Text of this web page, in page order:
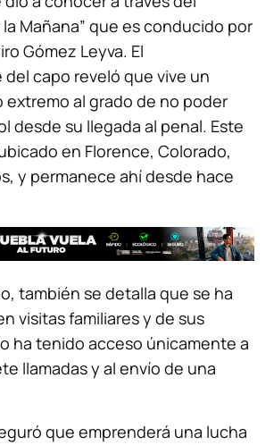
la Mañana” que es conducido por
Gómez Leyva. El
capo reveló que vive un
al grado de no poder
desde su llegada al penal. Este
en Florence, Colorado,
y permanece ahí desde hace
también se detalla que se ha
visitas familiares y de sus
ha tenido acceso únicamente a
llamadas y al envío de una
que emprenderá una lucha